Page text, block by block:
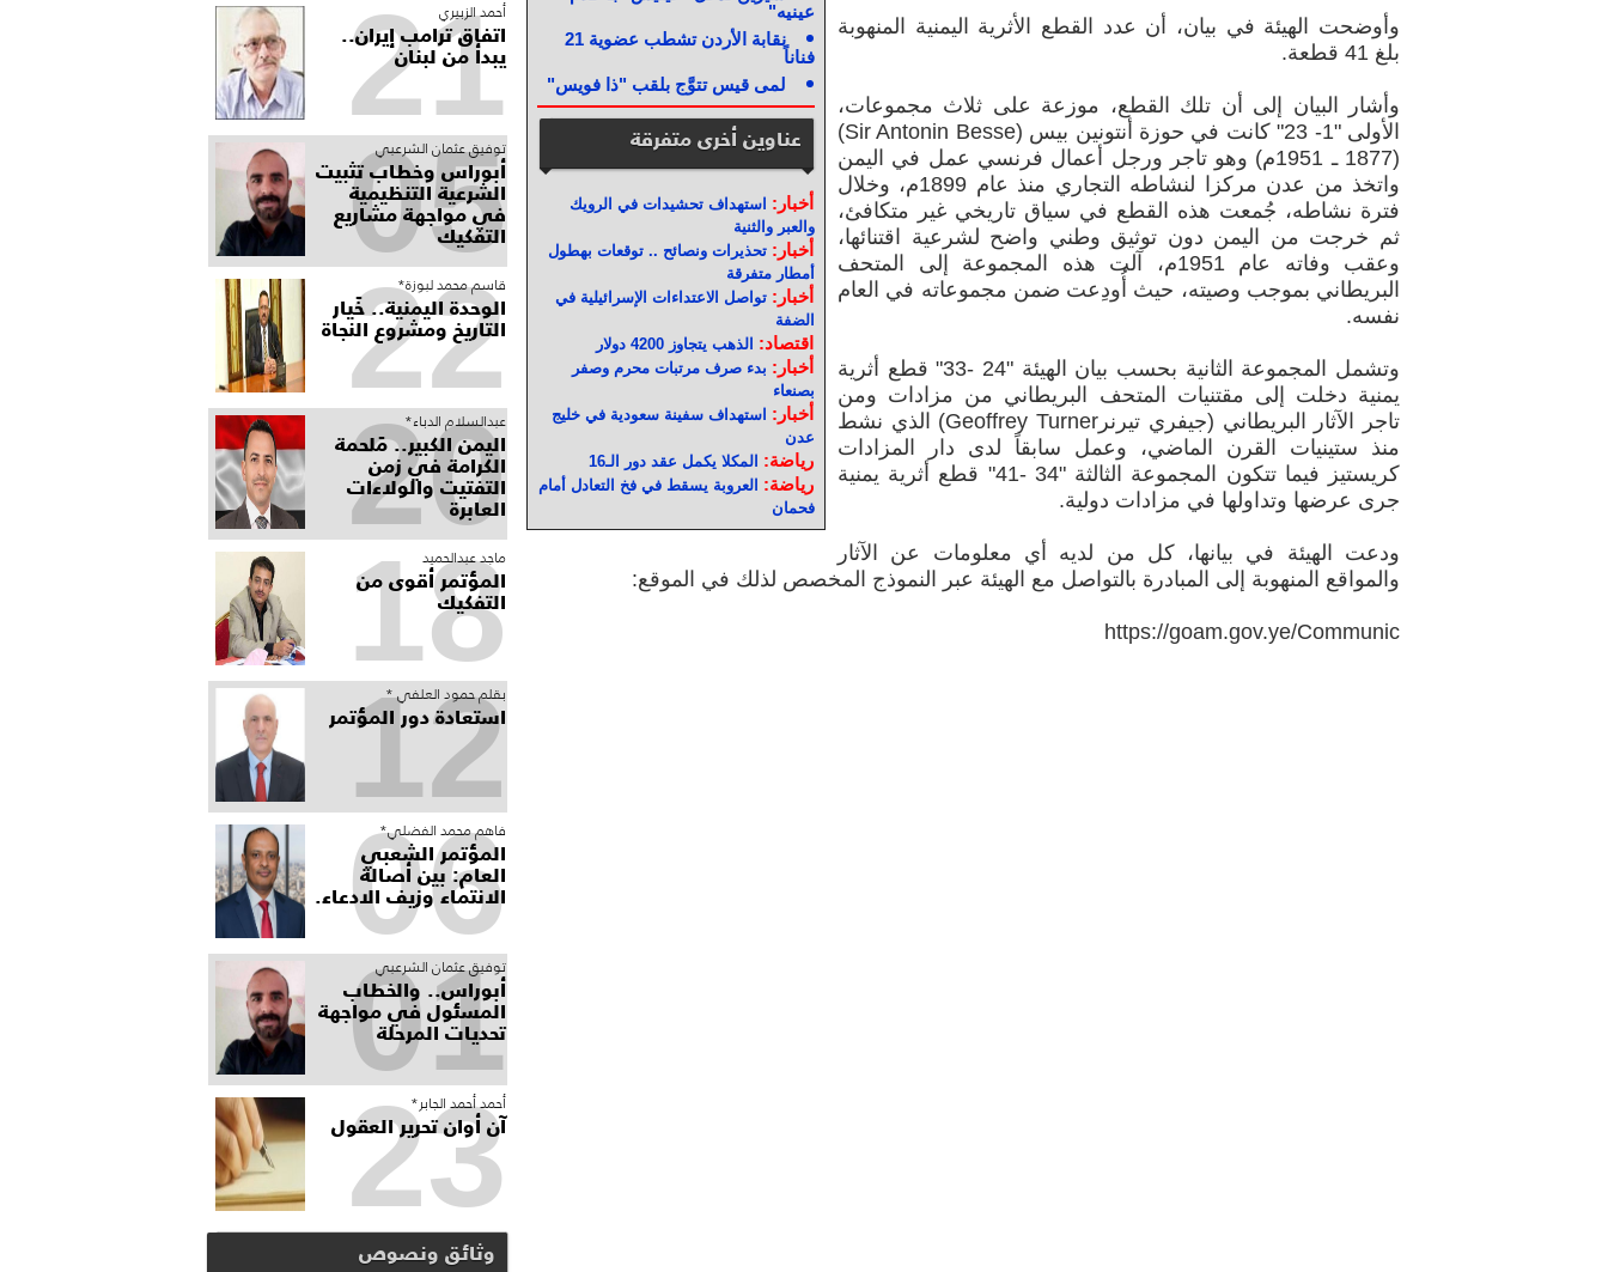
عينيه"
نقابة الأردن تشطب عضوية 21
فناناً
لمى قيس تتوَّج بلقب "ذا فويس"
عناوين أخرى متفرقة
أخبار: استهداف تحشيدات في الرويك
والعبر والثنية
أخبار:تحذيرات ونصائح .. توقعات بهطول
أمطار متفرقة
أخبار:تواصل الاعتداءات الإسرائيلية في
الضفة
اقتصاد: الذهب يتجاوز 4200 دولار
أخبار: بدء صرف مرتبات محرم وصفر
بصنعاء
أخبار: استهداف سفينة سعودية في خليج
عدن
رياضة: المكلا يكمل عقد دور الـ16
رياضة: العروبة يسقط في فخ التعادل أمام
فحمان
وأوضحت الهيئة في بيان، أن عدد القطع الأثرية اليمنية المنهوبة
بلغ 41 قطعة.
وأشار البيان إلى أن تلك القطع، موزعة على ثلاث مجموعات،
الأولى "1- 23" كانت في حوزة أنتونين بيس (Sir Antonin Besse)
(1877 ـ 1951م) وهو تاجر ورجل أعمال فرنسي عمل في اليمن
واتخذ من عدن مركزا لنشاطه التجاري منذ عام 1899م، وخلال
فترة نشاطه، جُمعت هذه القطع في سياق تاريخي غير متكافئ،
ثم خرجت من اليمن دون توثيق وطني واضح لشرعية اقتنائها،
وعقب وفاته عام 1951م، آلت هذه المجموعة إلى المتحف
البريطاني بموجب وصيته، حيث أُودِعت ضمن مجموعاته في العام
نفسه.
وتشمل المجموعة الثانية بحسب بيان الهيئة "24 -33" قطع أثرية
يمنية دخلت إلى مقتنيات المتحف البريطاني من مزادات ومن
تاجر الآثار البريطاني (جيفري تيرنرGeoffrey Turner) الذي نشط
منذ ستينيات القرن الماضي، وعمل سابقاً لدى دار المزادات
كريستيز فيما تتكون المجموعة الثالثة "34 -41" قطع أثرية يمنية
جرى عرضها وتداولها في مزادات دولية.
ودعت الهيئة في بيانها، كل من لديه أي معلومات عن الآثار
والمواقع المنهوبة إلى المبادرة بالتواصل مع الهيئة عبر النموذج المخصص لذلك في الموقع:
https://goam.gov.ye/Communic
أحمد الزبيري
اتفاق ترامب إيران..
يبدأ من لبنان
21
توفيق عثمان الشرعبي
أبوراس وخطاب تثبيت
الشرعية التنظيمية
في مواجهة مشاريع
التفكيك
05
قاسم محمد لبوزة*
الوحدة اليمنية.. خَيار
التاريخ ومشروع النجاة
22
عبدالسلام الدباء*
​اليمن الكبير.. مَلحمة
الكرامة في زمن
التفتيت والولاءات
العابرة
20
ماجد عبدالحميد
المؤتمر أقوى من
التفكيك
18
بقلم حمود العلفي *
استعادة دور المؤتمر
12
فاهم محمد الفضلي*
المؤتمر الشعبي
العام: بين أصالة
الانتماء وزيف الادعاء.
06
توفيق عثمان الشرعبي
أبوراس.. والخطاب
المسئول في مواجهة
تحديات المرحلة
01
أحمد أحمد الجابر*
آن أوان تحرير العقول
23
وثائق ونصوص